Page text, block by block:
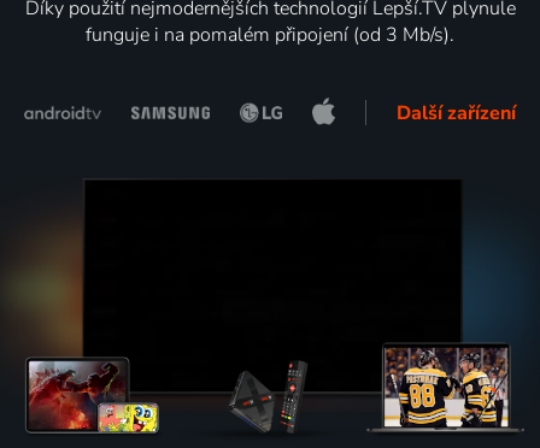
Díky použití nejmodernějších technologií Lepší.TV plynule
funguje i na pomalém připojení (od 3 Mb/s).
Další zařízení